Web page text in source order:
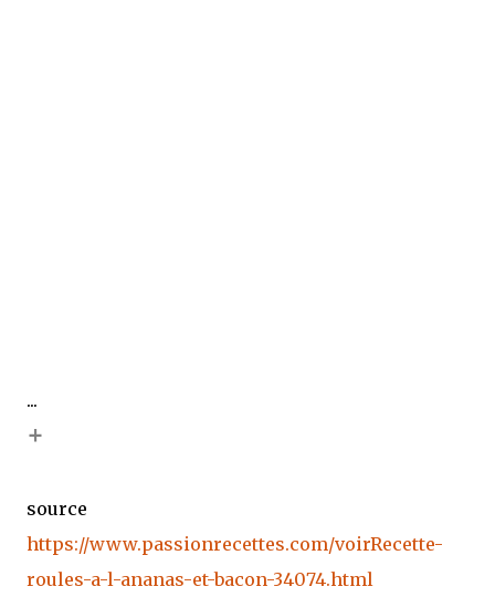
...
+
source
https://www.passionrecettes.com/voirRecette-
roules-a-l-ananas-et-bacon-34074.html